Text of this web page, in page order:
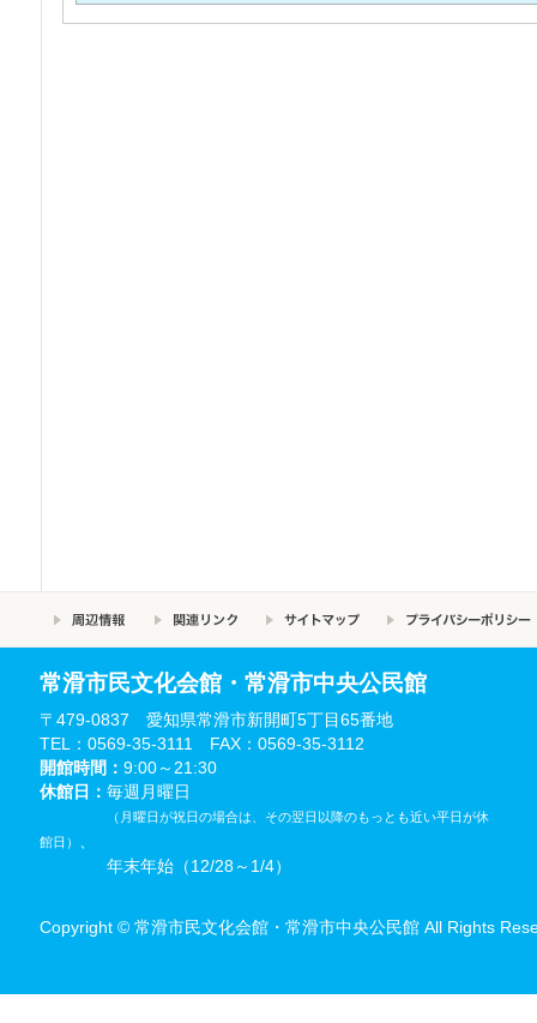
常滑市民文化会館・常滑市中央公民館
〒479-0837 愛知県常滑市新開町5丁目65番地
TEL：0569-35-3111 FAX：0569-35-3112
開館時間： 9:00～21:30
休館日： 毎週月曜日
（月曜日が祝日の場合は、その翌日以降のもっとも近い平日が休
館日）
、
年末年始（12/28～1/4）
Copyright © 常滑市民文化会館・常滑市中央公民館 All Rights